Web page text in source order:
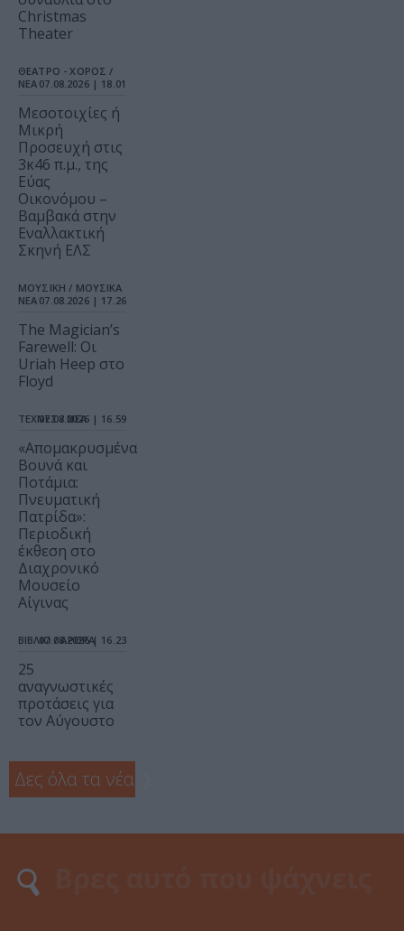
Christmas
Theater
ΘΕΑΤΡΟ - ΧΟΡΟΣ /
ΝΕΑ 07.08.2026 | 18.01
Μεσοτοιχίες ή
Μικρή
Προσευχή στις
3κ46 π.μ., της
Εύας
Οικονόμου –
Βαμβακά στην
Εναλλακτική
Σκηνή ΕΛΣ
ΜΟΥΣΙΚΗ / ΜΟΥΣΙΚΑ
ΝΕΑ 07.08.2026 | 17.26
The Magician’s
Farewell: Οι
Uriah Heep στο
Floyd
ΤΕΧΝΕΣ / ΝΕΑ
07.08.2026 | 16.59
«Απομακρυσμένα
Βουνά και
Ποτάμια:
Πνευματική
Πατρίδα»:
Περιοδική
έκθεση στο
Διαχρονικό
Μουσείο
Αίγινας
ΒΙΒΛΙΟ / ΑΡΘΡΑ
07.08.2026 | 16.23
25
αναγνωστικές
προτάσεις για
τον Αύγουστο
Δες όλα τα νέα